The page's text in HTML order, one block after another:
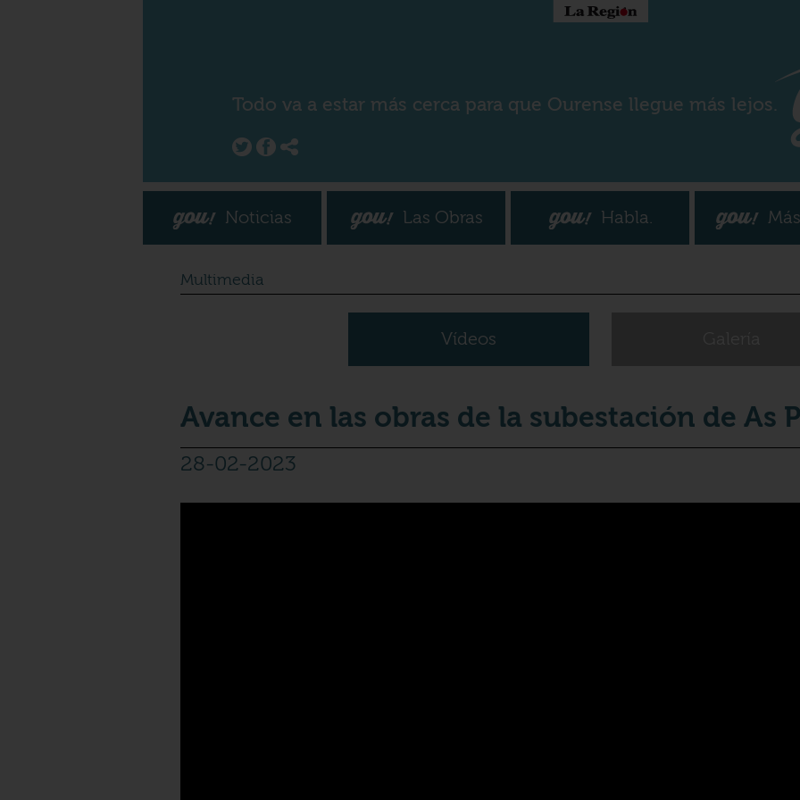
Todo va a estar más cerca para que Ourense llegue más lejos.
Noticias Las Obras Habla.
Multimedia
Vídeos
Avance en las obras de la subestación de As
28-02-2023